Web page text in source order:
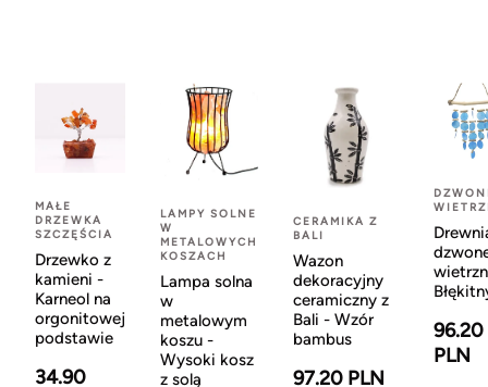
MAŁE
DRZEWKA
SZCZĘŚCIA
Drzewko z
kamieni -
Karneol na
orgonitowej
podstawie
34.90
LAMPY SOLNE
W
METALOWYCH
KOSZACH
Lampa solna
w
metalowym
koszu -
Wysoki kosz
z solą
CERAMIKA Z
BALI
Wazon
dekoracyjny
ceramiczny z
Bali - Wzór
bambus
97.20 PLN
96.20
PLN